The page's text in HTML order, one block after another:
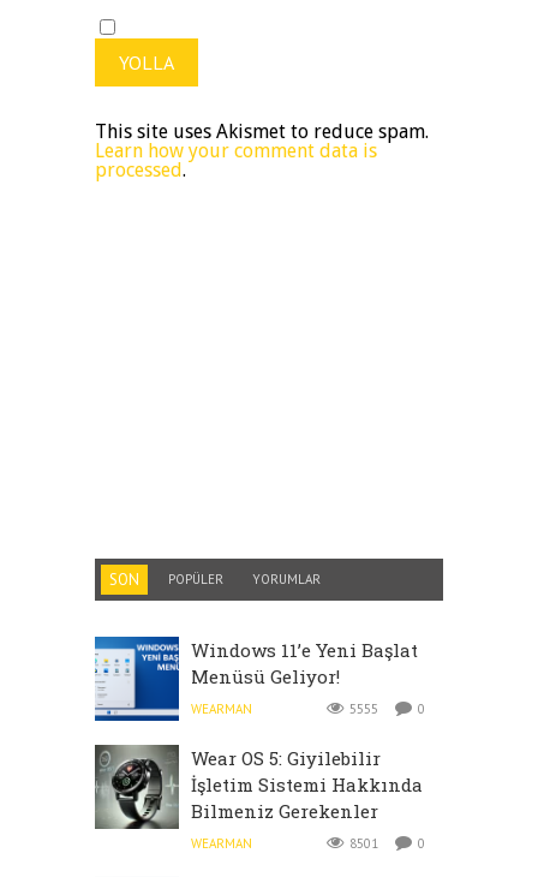
This site uses Akismet to reduce spam.
Learn how your comment data is
processed.
SON POPÜLER YORUMLAR
Windows 11’e Yeni Başlat
Menüsü Geliyor!
WEARMAN 5555 0
Wear OS 5: Giyilebilir
İşletim Sistemi Hakkında
Bilmeniz Gerekenler
WEARMAN 8501 0